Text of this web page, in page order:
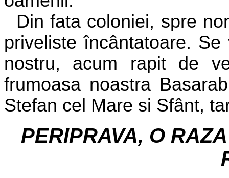
Din fata coloniei, spre
priveliste încântatoare.
nostru, acum rapit de
frumoasa noastra
Stefan cel Mare si Sfânt,
PERIPRAVA, O